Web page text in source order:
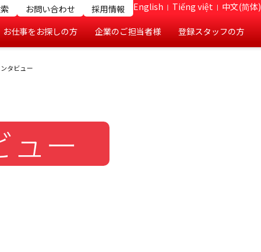
お問い合わせ 採用情報 English Tiếng việt 中文(简体)
お仕事をお探しの方 企業のご担当者様 登録スタッフの方
タビュー
ュー